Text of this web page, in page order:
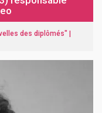
des diplômés" |